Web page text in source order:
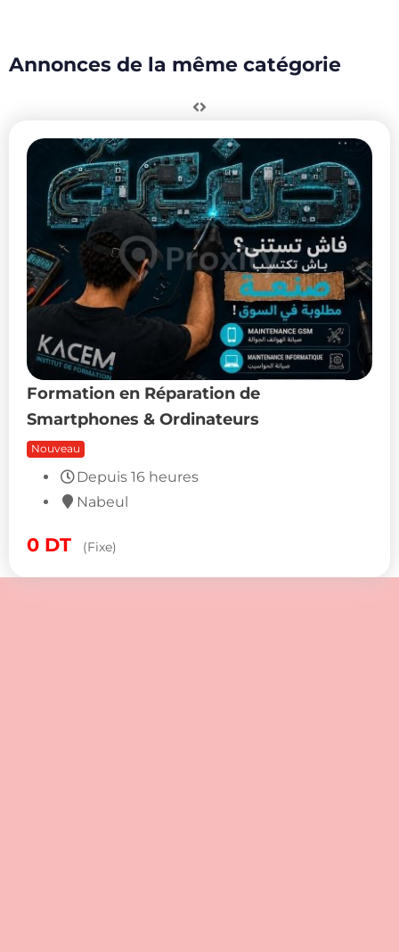
Annonces de la même catégorie
Formation en Réparation de
Smartphones & Ordinateurs
Nouveau
Depuis 16 heures
Nabeul
0 DT (Fixe)